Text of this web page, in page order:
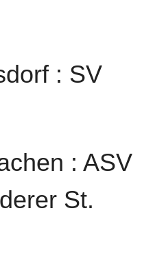
: SV
: ASV
St.